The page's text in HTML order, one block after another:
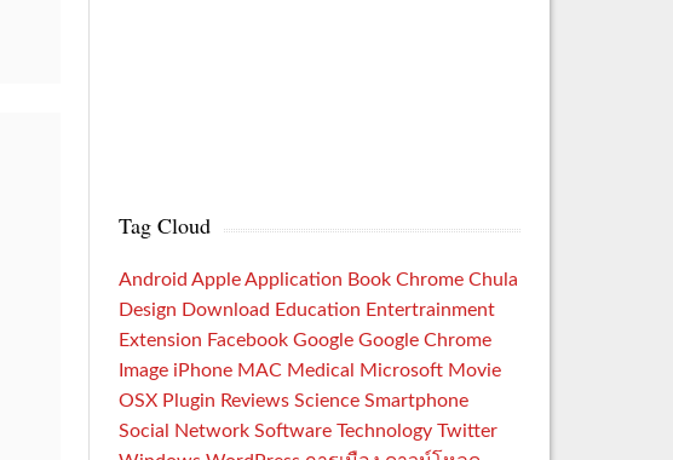
Tag Cloud
Android Apple Application Book Chrome Chula
Design Download Education Entertrainment
Extension Facebook Google Google Chrome
Image iPhone MAC Medical Microsoft Movie
OSX Plugin Reviews Science Smartphone
Social Network Software Technology Twitter